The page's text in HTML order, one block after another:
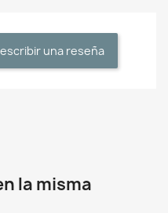
una reseña
la misma